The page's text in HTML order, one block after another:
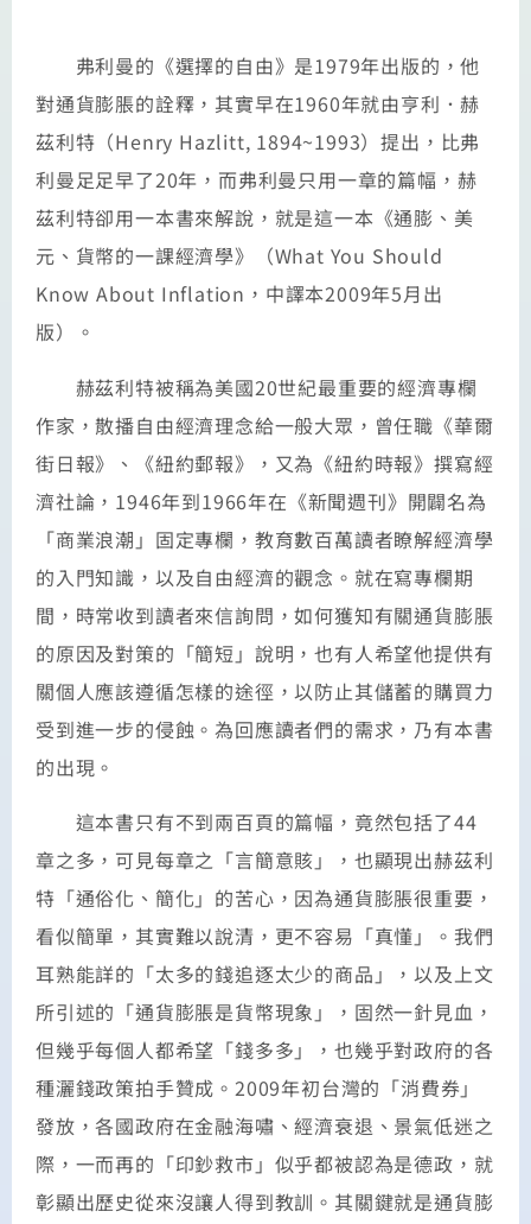
弗利曼的《選擇的自由》是1979年出版的，他
對通貨膨脹的詮釋，其實早在1960年就由亨利．赫
茲利特（Henry Hazlitt, 1894~1993）提出，比弗
利曼足足早了20年，而弗利曼只用一章的篇幅，赫
茲利特卻用一本書來解說，就是這一本《通膨、美
元、貨幣的一課經濟學》（What You Should
Know About Inflation，中譯本2009年5月出
版）。
赫茲利特被稱為美國20世紀最重要的經濟專欄
作家，散播自由經濟理念給一般大眾，曾任職《華爾
街日報》、《紐約郵報》，又為《紐約時報》撰寫經
濟社論，1946年到1966年在《新聞週刊》開闢名為
「商業浪潮」固定專欄，教育數百萬讀者瞭解經濟學
的入門知識，以及自由經濟的觀念。就在寫專欄期
間，時常收到讀者來信詢問，如何獲知有關通貨膨脹
的原因及對策的「簡短」說明，也有人希望他提供有
關個人應該遵循怎樣的途徑，以防止其儲蓄的購買力
受到進一步的侵蝕。為回應讀者們的需求，乃有本書
的出現。
這本書只有不到兩百頁的篇幅，竟然包括了44
章之多，可見每章之「言簡意賅」，也顯現出赫茲利
特「通俗化、簡化」的苦心，因為通貨膨脹很重要，
看似簡單，其實難以說清，更不容易「真懂」。我們
耳熟能詳的「太多的錢追逐太少的商品」，以及上文
所引述的「通貨膨脹是貨幣現象」，固然一針見血，
但幾乎每個人都希望「錢多多」，也幾乎對政府的各
種灑錢政策拍手贊成。2009年初台灣的「消費券」
發放，各國政府在金融海嘯、經濟衰退、景氣低迷之
際，一而再的「印鈔救市」似乎都被認為是德政，就
彰顯出歷史從來沒讓人得到教訓。其關鍵就是通貨膨